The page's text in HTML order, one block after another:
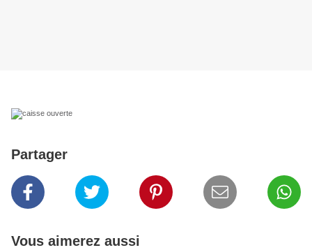
Partager
Vous aimerez aussi